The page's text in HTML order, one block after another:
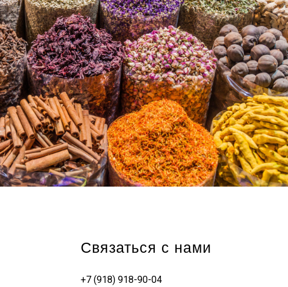
Связаться с нами
+7 (918) 918-90-04